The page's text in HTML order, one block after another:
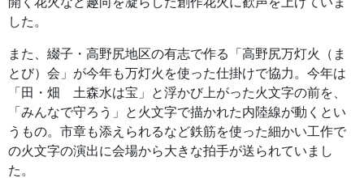
した。
また、綴子・高野尻地区の有志で作る「高野尻万灯火（ま
とび）会」が今年も万灯火を使った仕掛けで協力。今年は
「田・畑 土森水は宝」と浮かび上がった火文字の前を、
「みんなで守ろう」と火文字で描かれた内陸線が動くとい
うもの。市章も添えられるなど鉄筋を使った細かい工作で
の火文字の演出に会場から大きな拍手が送られていまし
た。